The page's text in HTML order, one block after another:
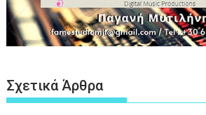
Σχετικά Άρθρα